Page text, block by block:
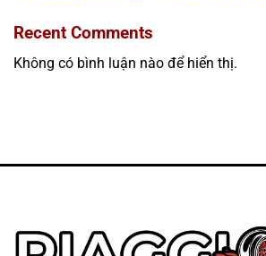
Recent Comments
Không có bình luận nào để hiển thị.